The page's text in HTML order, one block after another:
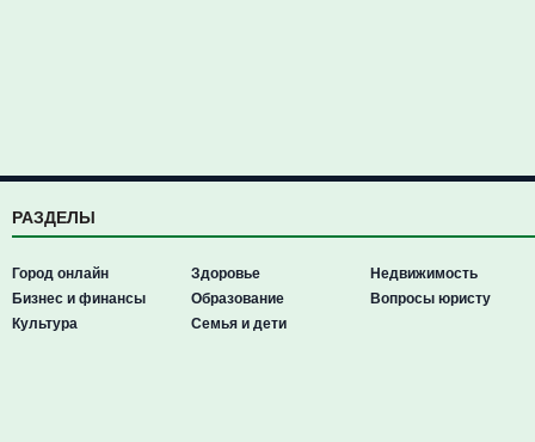
РАЗДЕЛЫ
Город онлайн
Бизнес и финансы
Культура
Здоровье
Образование
Семья и дети
Недвижимость
Вопросы юристу